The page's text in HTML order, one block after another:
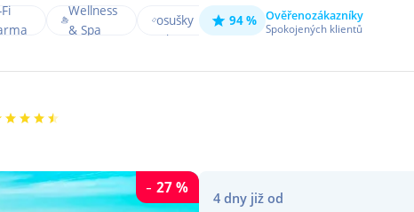
Wellness
& Spa
osušky
zdarma
Fitness
Dětský
bazén
94 % Ověřenozákazníky
Spokojených klientů
- 27%
4dny již od